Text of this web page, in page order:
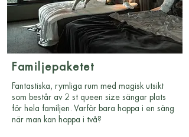
Familjepaketet
Fantastiska, rymliga rum med magisk utsikt
som består av 2 st queen size sängar plats
för hela familjen. Varför bara hoppa i en säng
när man kan hoppa i två?